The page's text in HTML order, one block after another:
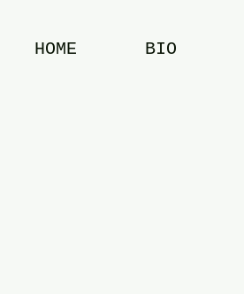
HOME BIO